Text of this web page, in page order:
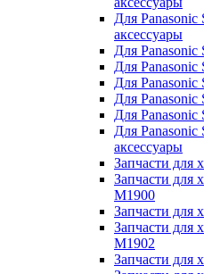
Для Panasonic
аксессуары
Для Panasonic
Для Panasonic
Для Panasonic
Для Panasonic
Для Panasonic
Для Panasonic
аксессуары
Запчасти для
Запчасти для
M1900
Запчасти для
Запчасти для
M1902
Запчасти для